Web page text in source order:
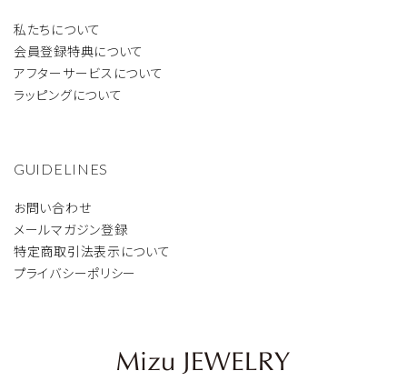
私たちについて
会員登録特典について
アフターサービスについて
ラッピングについて
GUIDELINES
お問い合わせ
メールマガジン登録
特定商取引法表示について
プライバシーポリシー